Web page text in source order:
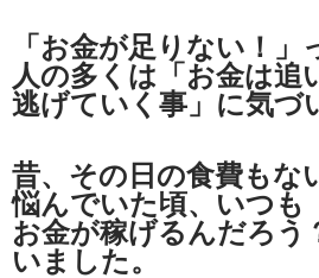
「お金が足りない！
人の多くは「お金は追
逃げていく事」に気づ
昔、その日の食費もな
悩んでいた頃、いつも
お金が稼げるんだろう
いました。